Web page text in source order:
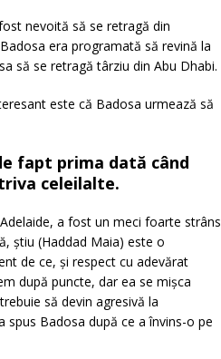
nevoită să se retragă din
era programată să revină la
să se retragă târziu din Abu Dhabi.
este că Badosa urmează să
fapt prima dată când
celeilalte.
a fost un meci foarte strâns
știu (Haddad Maia) este o
de ce, și respect cu adevărat
după puncte, dar ea se mișca
să devin agresivă la
Badosa după ce a învins-o pe